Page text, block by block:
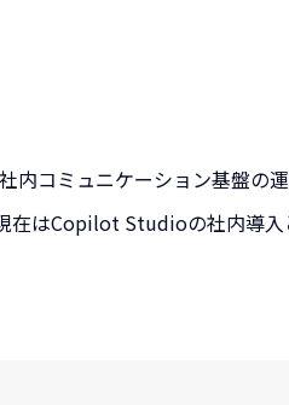
コミュニケーション基盤の運
在はCopilot Studioの社内導入